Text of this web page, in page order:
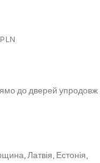
до дверей упродовж
Латвія, Естонія,